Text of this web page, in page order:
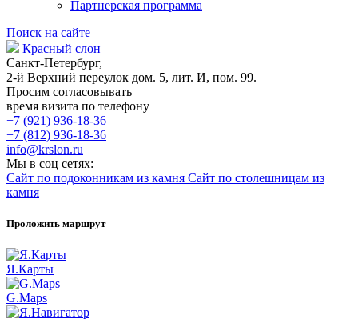
Партнерская программа
Поиск на сайте
Красный слон
Санкт-Петербург,
2-й Верхний переулок дом. 5, лит. И, пом. 99.
Просим согласовывать
время визита по телефону
+7 (921) 936-18-36
+7 (812) 936-18-36
info@krslon.ru
Мы в соц сетях:
Сайт по подоконникам из камня Сайт по столешницам из
камня
Проложить маршрут
Я.Карты
G.Maps